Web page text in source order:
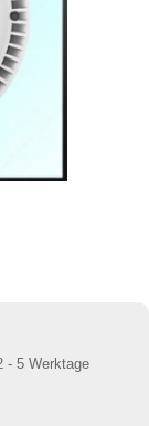
- 5 Werktage